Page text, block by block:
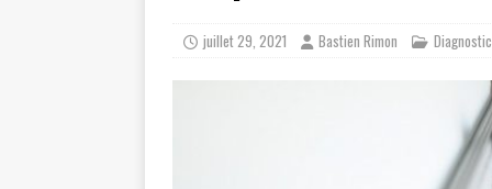
juillet 29, 2021 Bastien Rimon Diagnostic